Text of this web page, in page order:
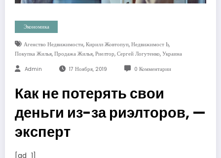
Экономика
Агенство Недвижимости, Кирилл Жовтопуп, Недвижимост Ь,
Покупка Жилья, Продажа Жилья, Риелтор, Сергей Логутенко, Украина
Admin 17 Ноября, 2019 0 Комментарии
Как не потерять свои
деньги из-за риэлторов, —
эксперт
[ad_1]